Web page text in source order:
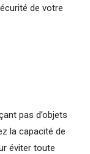
de votre
pas d’objets
la capacité de
éviter toute